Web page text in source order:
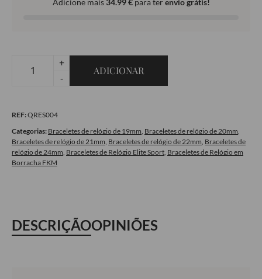
Adicione mais 34.99€para terenvio grátis!
Quantidade
de
Relógio
Elite
Sport
+
-
ADICIONAR
REF:QRES004
Categorias: Braceletes de relógio de 19mm, Braceletes de relógio de 20mm,
Braceletes de relógio de 21mm, Braceletes de relógio de 22mm, Braceletes de
relógio de 24mm, Braceletes de Relógio Elite Sport, Braceletes de Relógio em
Borracha FKM
DESCRIÇÃOOPINIÕES